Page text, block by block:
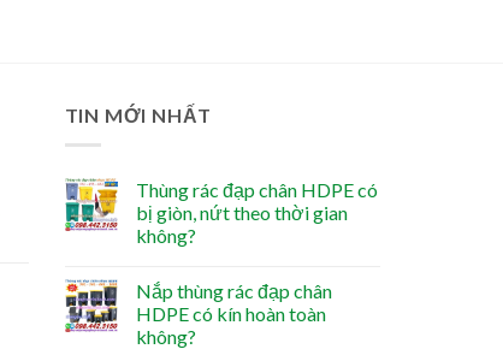
TIN MỚI NHẤT
Thùng rác đạp chân HDPE có
bị giòn, nứt theo thời gian
không?
Nắp thùng rác đạp chân
HDPE có kín hoàn toàn
không?